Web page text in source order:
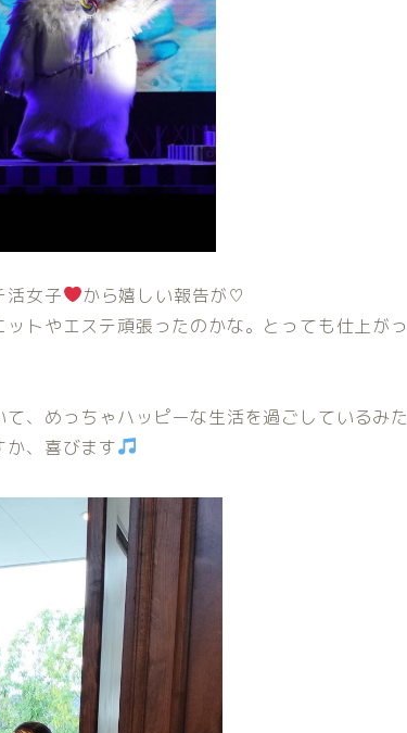
活女子
から嬉しい報告が♡
トやエステ頑張ったのかな。とっても仕上がっ
、めっちゃハッピーな生活を過ごしているみた
か、喜びます